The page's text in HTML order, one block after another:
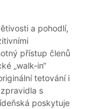
a pohodlí,
přístup členů
„walk-in“
tetování i
s
poskytuje